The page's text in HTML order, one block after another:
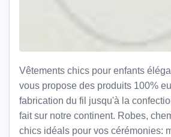
Vêtements chics pour enfants
vous propose des produits 100%
fabrication du fil jusqu'à la
fait sur notre continent. Robes,
chics idéals pour vos cérémonies: